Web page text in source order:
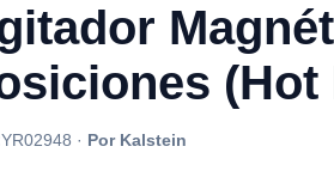
(Hot
YR02948 · Por Kalstein